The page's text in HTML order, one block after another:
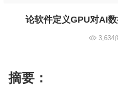
论软件定义GPU对AI
3,634
摘要：